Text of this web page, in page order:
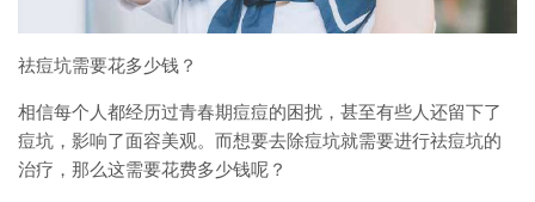
祛痘坑需要花多少钱？
相信每个人都经历过青春期痘痘的困扰，甚至有些人还留下了
痘坑，影响了面容美观。而想要去除痘坑就需要进行祛痘坑的
治疗，那么这需要花费多少钱呢？